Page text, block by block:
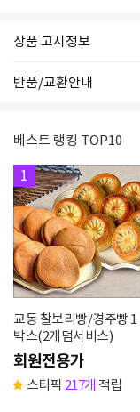
상품 고시정보
반품/교환안내
베스트 랭킹 TOP10
1
교동 찰보리빵/경주빵 1
박스(2개덤서비스)
회원전용가
스타픽 217개 적립